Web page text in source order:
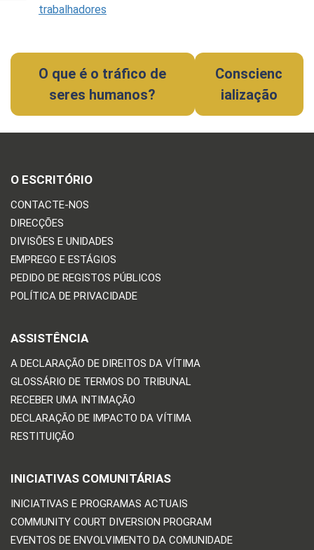
trabalhadores
O que é o tráfico de
seres humanos?
Conscienc
ialização
O ESCRITÓRIO
CONTACTE-NOS
DIRECÇÕES
DIVISÕES E UNIDADES
EMPREGO E ESTÁGIOS
PEDIDO DE REGISTOS PÚBLICOS
POLÍTICA DE PRIVACIDADE
ASSISTÊNCIA
A DECLARAÇÃO DE DIREITOS DA VÍTIMA
GLOSSÁRIO DE TERMOS DO TRIBUNAL
RECEBER UMA INTIMAÇÃO
DECLARAÇÃO DE IMPACTO DA VÍTIMA
RESTITUIÇÃO
INICIATIVAS COMUNITÁRIAS
INICIATIVAS E PROGRAMAS ACTUAIS
COMMUNITY COURT DIVERSION PROGRAM
EVENTOS DE ENVOLVIMENTO DA COMUNIDADE